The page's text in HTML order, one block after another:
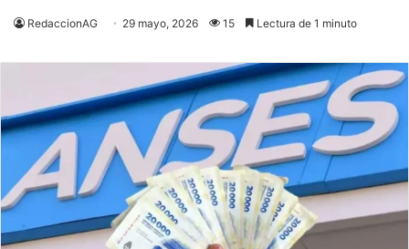
RedaccionAG 29 mayo, 2026 15 Lectura de 1 minuto